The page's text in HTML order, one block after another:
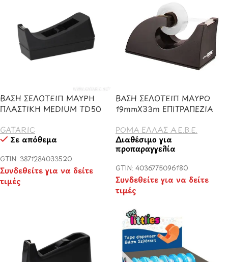
ΒΑΣΗ ΣΕΛΟΤΕΙΠ ΜΑΥΡΗ
ΠΛΑΣΤΙΚΗ MEDIUM TD50
GATARIC
Σε απόθεμα
GTIN: 3871284033520
Συνδεθείτε για να δείτε
τιμές
ΒΑΣΗ ΣΕΛΟΤΕΙΠ ΜΑΥΡΟ
19mmX33m ΕΠΙΤΡΑΠΕΖΙΑ
ΡΟΜΑ ΕΛΛΑΣ Α.Ε.Β.Ε.
Διαθέσιμο για
προπαραγγελία
GTIN: 4036775096180
Συνδεθείτε για να δείτε
τιμές